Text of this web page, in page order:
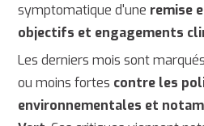
symptomatique d'une remise
objectifs et engagements
Les derniers mois sont
ou moins fortes contre les
environnementales et